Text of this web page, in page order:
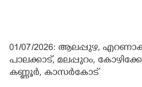
01/07/2026: ആലപ്പുഴ,
പാലക്കാട്, മലപ്പുറം,
കണ്ണൂർ, കാസർകോട്